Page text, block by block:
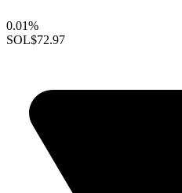
0.01%
SOL$72.97